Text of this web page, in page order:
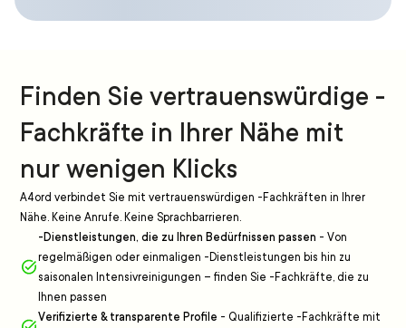
Finden Sie vertrauenswürdige -
Fachkräfte in Ihrer Nähe mit
nur wenigen Klicks
A4ord verbindet Sie mit vertrauenswürdigen -Fachkräften in Ihrer
Nähe. Keine Anrufe. Keine Sprachbarrieren.
-Dienstleistungen, die zu Ihren Bedürfnissen passen - Von
regelmäßigen oder einmaligen -Dienstleistungen bis hin zu
saisonalen Intensivreinigungen – finden Sie -Fachkräfte, die zu
Ihnen passen
Verifizierte & transparente Profile - Qualifizierte -Fachkräfte mit